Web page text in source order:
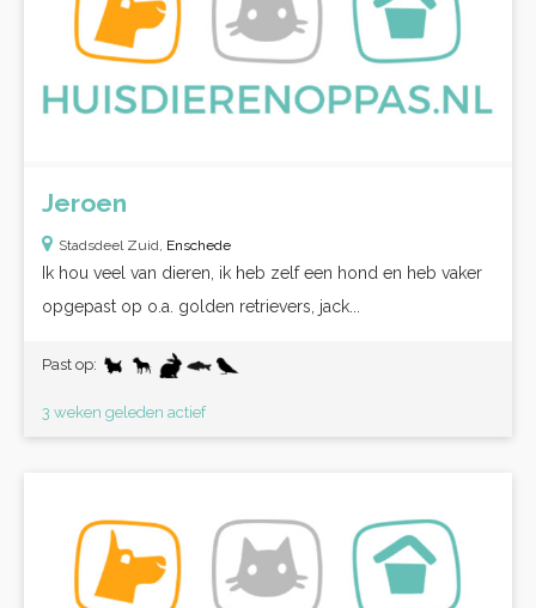
Jeroen
Stadsdeel Zuid, Enschede
Ik hou veel van dieren, ik heb zelf een hond en heb vaker
opgepast op o.a. golden retrievers, jack...
Past op:
3 weken geleden actief